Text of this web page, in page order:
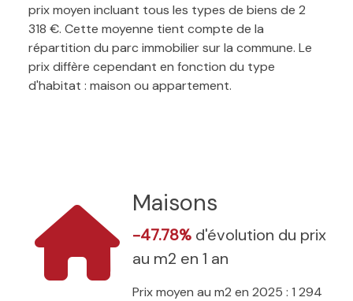
prix moyen incluant tous les types de biens de 2
318 €. Cette moyenne tient compte de la
répartition du parc immobilier sur la commune. Le
prix diffère cependant en fonction du type
d'habitat : maison ou appartement.
Maisons
-47.78% d'évolution du prix
au m2 en 1 an
Prix moyen au m2 en 2025 : 1 294